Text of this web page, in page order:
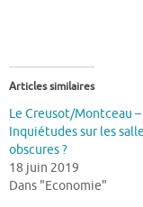
Articles similaires
Le Creusot/Montceau –
Inquiétudes sur les
obscures ?
18 juin 2019
Dans "Economie"